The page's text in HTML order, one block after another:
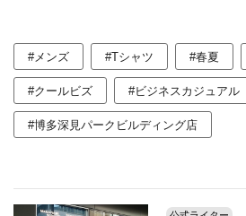
#メンズ #Tシャツ #春夏
#クールビズ #ビジネスカジュアル
#博多深見パークビルディング店